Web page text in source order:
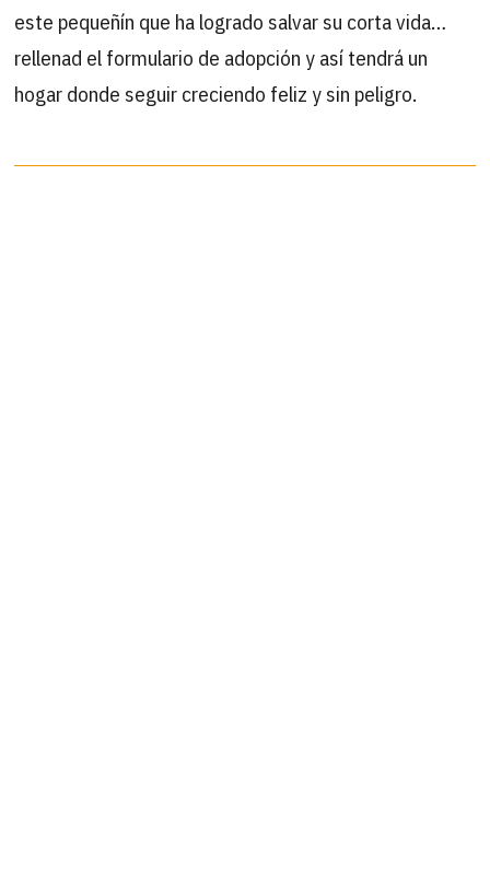
este pequeñín que ha logrado salvar su corta vida…
rellenad el formulario de adopción y así tendrá un
hogar donde seguir creciendo feliz y sin peligro.